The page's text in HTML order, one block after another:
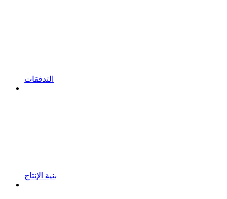
التدفقات
بنية الإنتاج